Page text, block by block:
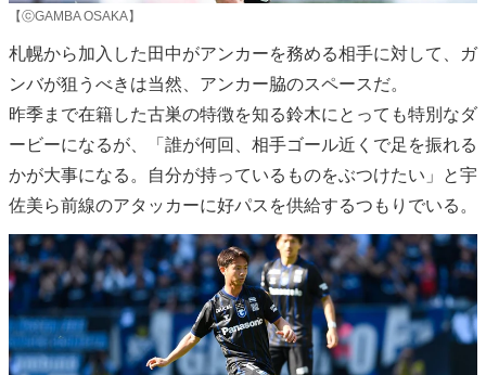
【ⓒGAMBA OSAKA】
札幌から加入した田中がアンカーを務める相手に対して、ガ
ンバが狙うべきは当然、アンカー脇のスペースだ。
昨季まで在籍した古巣の特徴を知る鈴木にとっても特別なダ
ービーになるが、「誰が何回、相手ゴール近くで足を振れる
かが大事になる。自分が持っているものをぶつけたい」と宇
佐美ら前線のアタッカーに好パスを供給するつもりでいる。